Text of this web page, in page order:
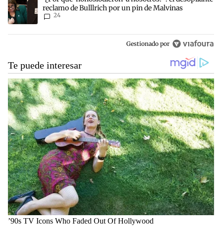
reclamo de Bulllrich por un pin de Malvinas
24
Gestionado por